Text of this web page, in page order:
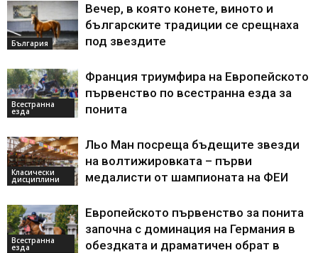
България
Вечер, в която конете, виното и
българските традиции се срещнаха
под звездите
Всестранна
езда
Франция триумфира на Европейското
първенство по всестранна езда за
понита
Класически
дисциплини
Льо Ман посреща бъдещите звезди
на волтижировката – първи
медалисти от шампионата на ФЕИ
Всестранна
езда
Европейското първенство за понита
започна с доминация на Германия в
обездката и драматичен обрат в